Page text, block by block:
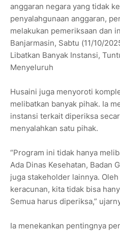
anggaran negara yang tidak
penyalahgunaan anggaran,
melakukan pemeriksaan dan
Banjarmasin, Sabtu (11/10/
Libatkan Banyak Instansi,
Menyeluruh
Husaini juga menyoroti
melibatkan banyak pihak. Ia
instansi terkait diperiksa
menyalahkan satu pihak.
“Program ini tidak hanya
Ada Dinas Kesehatan, Badan
juga stakeholder lainnya.
keracunan, kita tidak bisa
Semua harus diperiksa,”
Ia menekankan pentingnya